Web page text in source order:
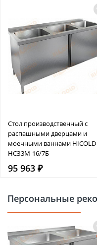
Стол производственный с
распашными дверцами и
моечными ваннами HICOLD
НСЗ3М-16/7Б
95 963 ₽
Персональные